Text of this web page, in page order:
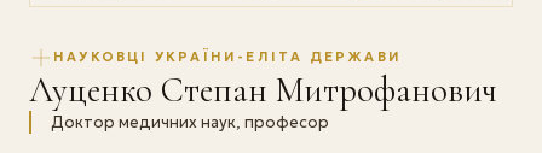
НАУКОВЦІ УКРАЇНИ-ЕЛІТА ДЕРЖАВИ
Луценко Степан Митрофанович
Доктор медичних наук, професор